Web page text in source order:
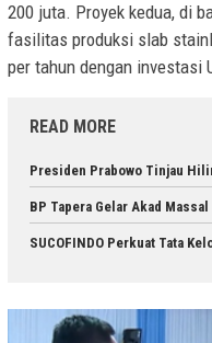
200 juta. Proyek kedua, di
fasilitas produksi slab
per tahun dengan investasi
READ MORE
Presiden Prabowo Tinjau
BP Tapera Gelar Akad
SUCOFINDO Perkuat Tata